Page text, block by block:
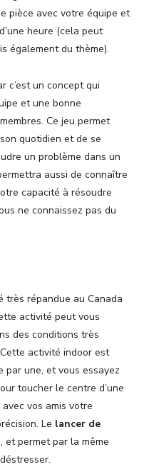
pièce avec votre équipe et
heure (cela peut
également du thème).
c’est un concept qui
et une bonne
Ce jeu permet
quotidien et de se
un problème dans un
aussi de connaître
capacité à résoudre
ne connaissez pas du
très répandue au Canada
activité peut vous
des conditions très
activité indoor est
par une, et vous essayez
toucher le centre d’une
vos amis votre
Le lancer de
et permet par la même